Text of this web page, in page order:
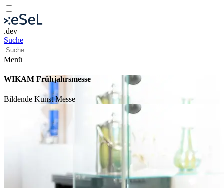
.dev
Suche
Menü
WIKAM Frühjahrsmesse
Bildende KunstMesse